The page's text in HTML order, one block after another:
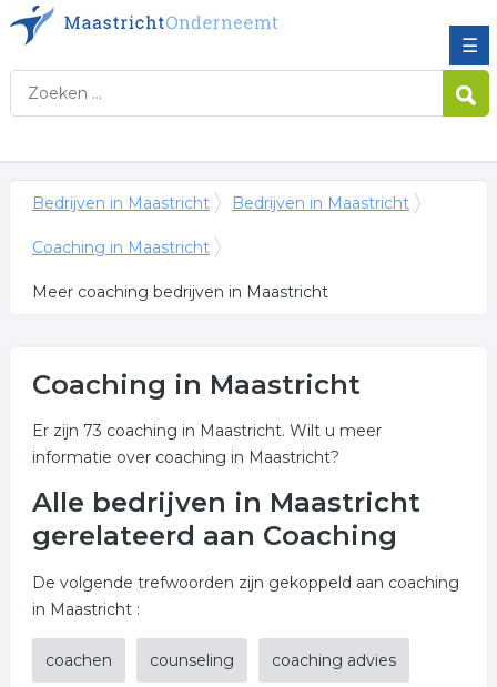
☰
Bedrijven in Maastricht Bedrijven in Maastricht
Coaching in Maastricht
Meer coaching bedrijven in Maastricht
Coaching in Maastricht
Er zijn 73 coaching in Maastricht. Wilt u meer
informatie over coaching in Maastricht?
Alle bedrijven in Maastricht
gerelateerd aan Coaching
De volgende trefwoorden zijn gekoppeld aan coaching
in Maastricht :
coachen counseling coaching advies